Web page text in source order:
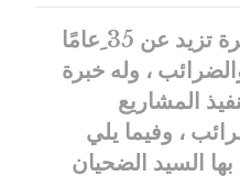
يتمتع السيد الضحيان بخبرة تزيد عن 35 ِعامًا
، وله خبرة
المشاريع
، وفيما يلي
بها السيد الضحيان